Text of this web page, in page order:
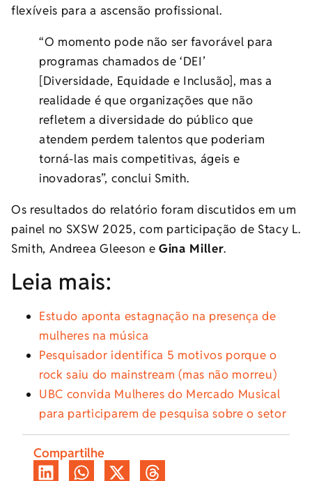
flexíveis para a ascensão profissional.
“O momento pode não ser favorável para
programas chamados de ‘DEI’
[Diversidade, Equidade e Inclusão], mas a
realidade é que organizações que não
refletem a diversidade do público que
atendem perdem talentos que poderiam
torná-las mais competitivas, ágeis e
inovadoras”, conclui Smith.
Os resultados do relatório foram discutidos em um
painel no SXSW 2025, com participação de Stacy L.
Smith, Andreea Gleeson e Gina Miller.
Leia mais:
Estudo aponta estagnação na presença de
mulheres na música
Pesquisador identifica 5 motivos porque o
rock saiu do mainstream (mas não morreu)
UBC convida Mulheres do Mercado Musical
para participarem de pesquisa sobre o setor
Compartilhe